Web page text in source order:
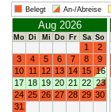
Belegt An-/Abreise
Aug 2026
Mo Di Mi Do Fr Sa So
1
2
3
4 5 6 7 8
9
10 11 12 13 14 15 16
17 18 19 20 21 22 23
24 25 26 27 28 29 30
31